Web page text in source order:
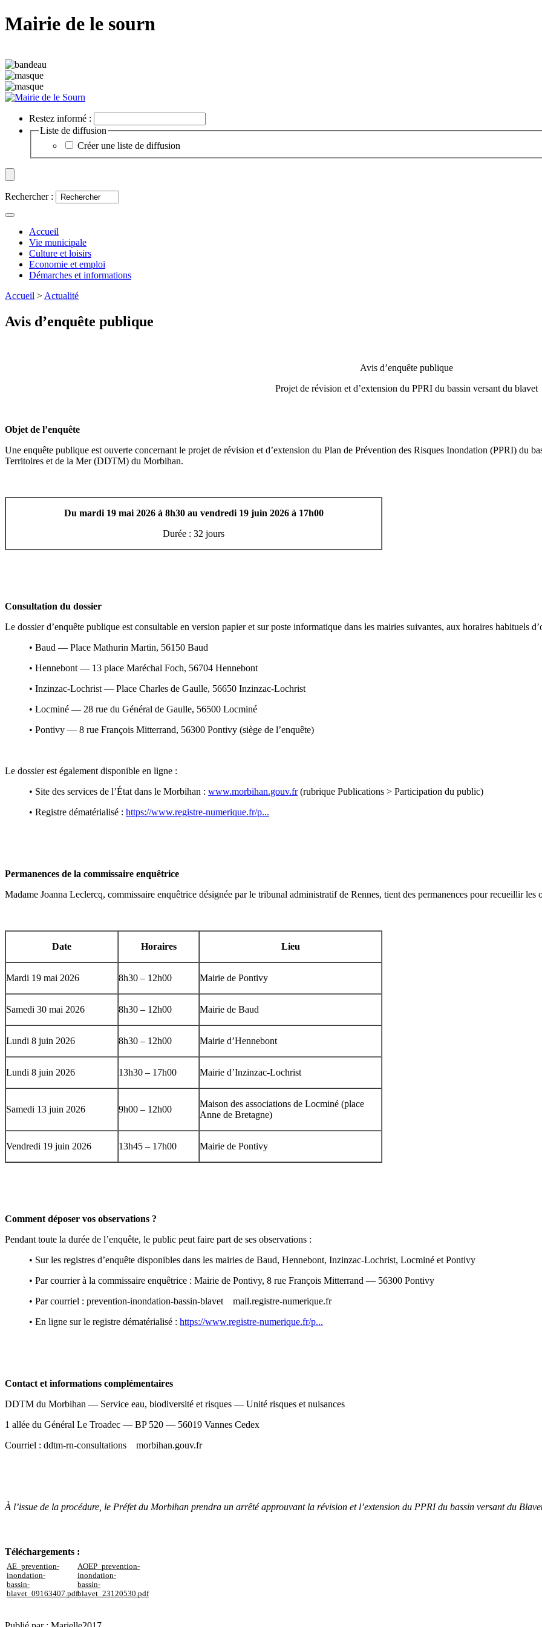
Mairie de le sourn
Restez informé :
Liste de diffusion
Créer une liste de diffusion
Rechercher :
Accueil
Vie municipale
Culture et loisirs
Economie et emploi
Démarches et informations
Accueil >Actualité
Avis d’enquête publique
Avis d’enquête publique
Projet de révision et d’extension du PPRI du bassin versant du blavet
Objet de l’enquête
Une enquête publique est ouverte concernant le projet de révision et d’extension du Plan de Prévention des Risques Inondation (PPRI) du
Territoires et de la Mer (DDTM) du Morbihan.
Du mardi 19 mai 2026 à 8h30 au vendredi 19 juin 2026 à 17h00
Durée : 32 jours
Consultation du dossier
Le dossier d’enquête publique est consultable en version papier et sur poste informatique dans les mairies suivantes, aux horaires habituels
• Baud — Place Mathurin Martin, 56150 Baud
• Hennebont — 13 place Maréchal Foch, 56704 Hennebont
• Inzinzac-Lochrist — Place Charles de Gaulle, 56650 Inzinzac-Lochrist
• Locminé — 28 rue du Général de Gaulle, 56500 Locminé
• Pontivy — 8 rue François Mitterrand, 56300 Pontivy (siège de l’enquête)
Le dossier est également disponible en ligne :
• Site des services de l’État dans le Morbihan : www.morbihan.gouv.fr(rubrique Publications > Participation du public)
• Registre dématérialisé : https://www.registre-numerique.fr/p...
Permanences de la commissaire enquêtrice
Madame Joanna Leclercq, commissaire enquêtrice désignée par le tribunal administratif de Rennes, tient des permanences pour recueillir les
Date Horaires Lieu
Mardi 19 mai 2026 8h30 – 12h00 Mairie de Pontivy
Samedi 30 mai 2026 8h30 – 12h00 Mairie de Baud
Lundi 8 juin 2026 8h30 – 12h00 Mairie d’Hennebont
Lundi 8 juin 2026 13h30 – 17h00 Mairie d’Inzinzac-Lochrist
Samedi 13 juin 2026 9h00 – 12h00
Maison des associations de Locminé (place
Anne de Bretagne)
Vendredi 19 juin 2026 13h45 – 17h00 Mairie de Pontivy
Comment déposer vos observations ?
Pendant toute la durée de l’enquête, le public peut faire part de ses observations :
• Sur les registres d’enquête disponibles dans les mairies de Baud, Hennebont, Inzinzac-Lochrist, Locminé et Pontivy
• Par courrier à la commissaire enquêtrice : Mairie de Pontivy, 8 rue François Mitterrand — 56300 Pontivy
• Par courriel : prevention-inondation-bassin-blavet
mail.registre-numerique.fr
• En ligne sur le registre dématérialisé : https://www.registre-numerique.fr/p...
Contact et informations complémentaires
DDTM du Morbihan — Service eau, biodiversité et risques — Unité risques et nuisances
1 allée du Général Le Troadec — BP 520 — 56019 Vannes Cedex
Courriel : ddtm-rn-consultations
morbihan.gouv.fr
À l’issue de la procédure, le Préfet du Morbihan prendra un arrêté approuvant la révision et l’extension du PPRI du bassin versant du
Téléchargements :
AE_prevention-
inondation-
bassin-
blavet_09163407.pdf
AOEP_prevention-
inondation-
bassin-
blavet_23120530.pdf